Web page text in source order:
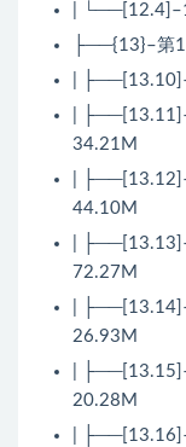
|
├──{13}–第
|
|
34.21M
|
44.10M
|
72.27M
|
26.93M
|
20.28M
|